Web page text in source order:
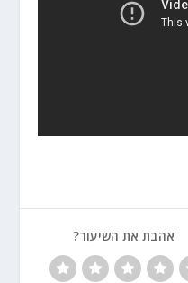
אהבת את השיעור?